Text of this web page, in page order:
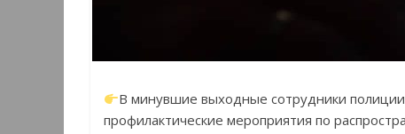
В минувшие выходные сотрудники
профилактические мероприятия по